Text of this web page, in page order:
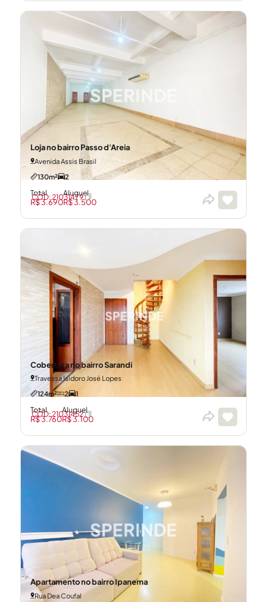
Loja no bairro Passo d'Areia
Avenida Assis Brasil
130m²
2
Total
R$ 3.690
Aluguel
R$ 3.500
CÓD: 21031479
Cobertura no bairro Sarandi
Travessa Isidoro José Lopes
124m²
2 1
Total
R$ 3.760
Aluguel
R$ 3.100
CÓD: 21031452
Apartamento no bairro Ipanema
Rua Dea Coufal